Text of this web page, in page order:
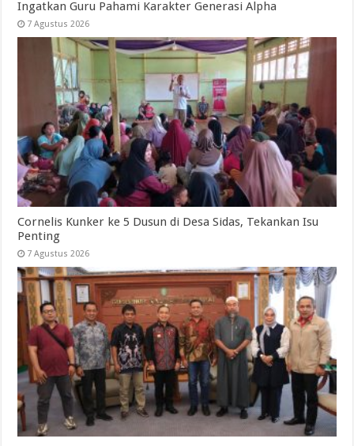
Ingatkan Guru Pahami Karakter Generasi Alpha
7 Agustus 2026
Cornelis Kunker ke 5 Dusun di Desa Sidas, Tekankan Isu
Penting
7 Agustus 2026